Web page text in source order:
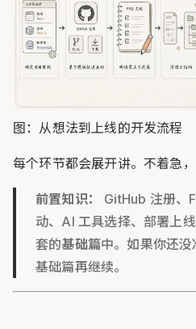
图：从想法到上线的开发流程
每个环节都会展开讲。不着急，
前置知识：
GitHub 注册、
动、AI 工具选择、部署上
套的基础篇中。如果你还
基础篇再继续。